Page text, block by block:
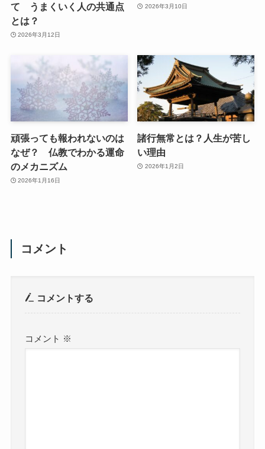
て うまくいく人の共通点
とは？
2026年3月12日
2026年3月10日
頑張っても報われないのは
なぜ？ 仏教でわかる運命
のメカニズム
2026年1月16日
諸行無常とは？人生が苦し
い理由
2026年1月2日
コメント
コメントする
コメント ※